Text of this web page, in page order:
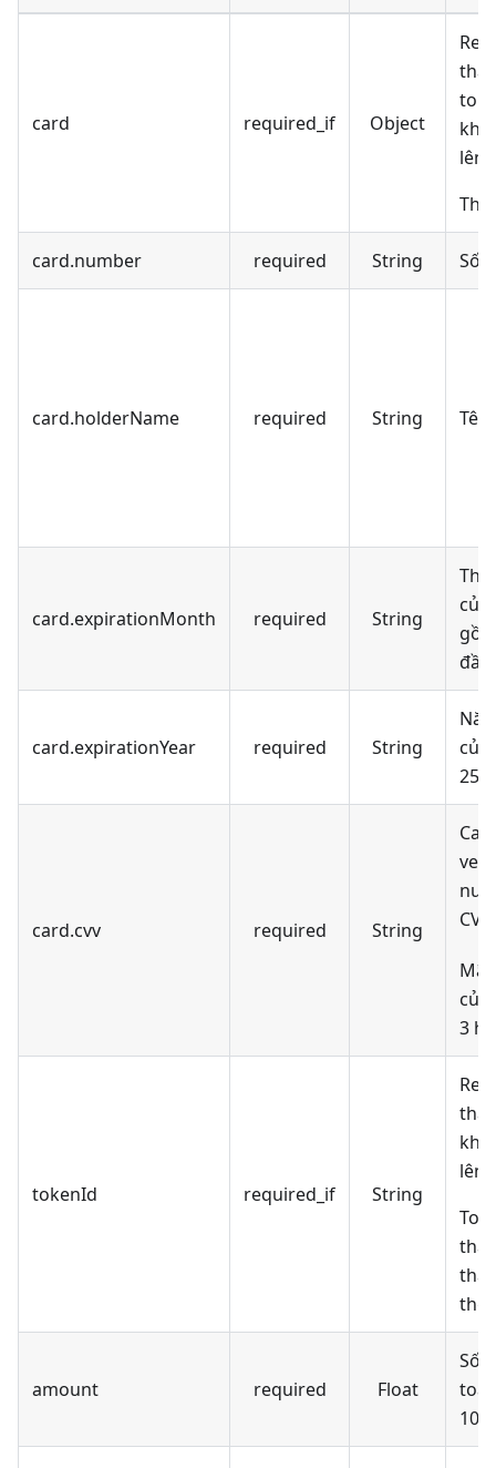
card required_if Object
lên
card.number required String Số
card.holderName required String Tên
card.expirationMonth required String
của
đầu
card.expirationYear required String
của
25)
card.cvv required String
CVV
Mã
của
3
tokenId required_if String
lên
thẻ
amount required Float
Số